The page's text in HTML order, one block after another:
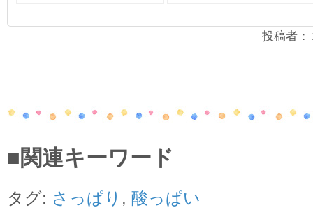
投稿者
■関連キーワード
タグ: さっぱり , 酸っぱい